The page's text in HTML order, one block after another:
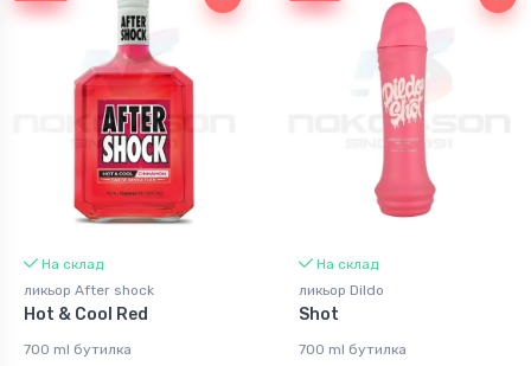
На склад
ликьор After shock
Hot & Cool Red
700 ml бутилка
На склад
ликьор Dildo
Shot
700 ml бутилка